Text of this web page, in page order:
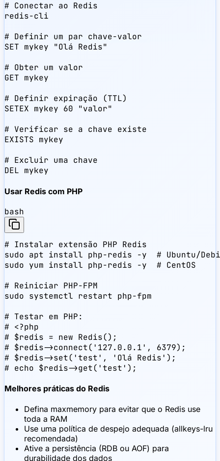
# Conectar ao Redis
redis-cli
# Definir um par chave-valor
SET mykey "Olá Redis"
# Obter um valor
GET mykey
# Definir expiração (TTL)
SETEX mykey 60 "valor"
# Verificar se a chave existe
EXISTS mykey
# Excluir uma chave
DEL mykey
Usar Redis com PHP
bash
# Instalar extensão PHP Redis
sudo apt install php-redis -y  # Ubuntu/
sudo yum install php-redis -y  # CentOS
# Reiniciar PHP-FPM
sudo systemctl restart php-fpm
# Testar em PHP:
# <?php
# $redis = new Redis();
# $redis->connect('127.0.0.1', 6379);
# $redis->set('test', 'Olá Redis');
# echo $redis->get('test');
Melhores práticas do Redis
Defina maxmemory para evitar que o Redis use
toda a RAM
Use uma política de despejo adequada (allkeys-lru
recomendada)
Ative a persistência (RDB ou AOF) para
durabilidade dos dados